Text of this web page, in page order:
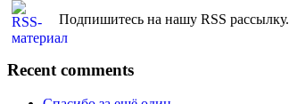
Подпишитесь на нашу RSS рассылку.
Recent comments